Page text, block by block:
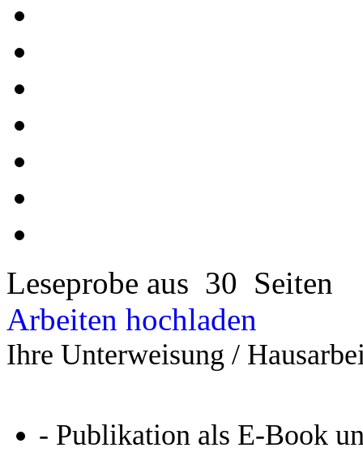
Leseprobe aus 30 Seiten
Arbeiten hochladen
Ihre Unterweisung /
- Publikation als E-Book